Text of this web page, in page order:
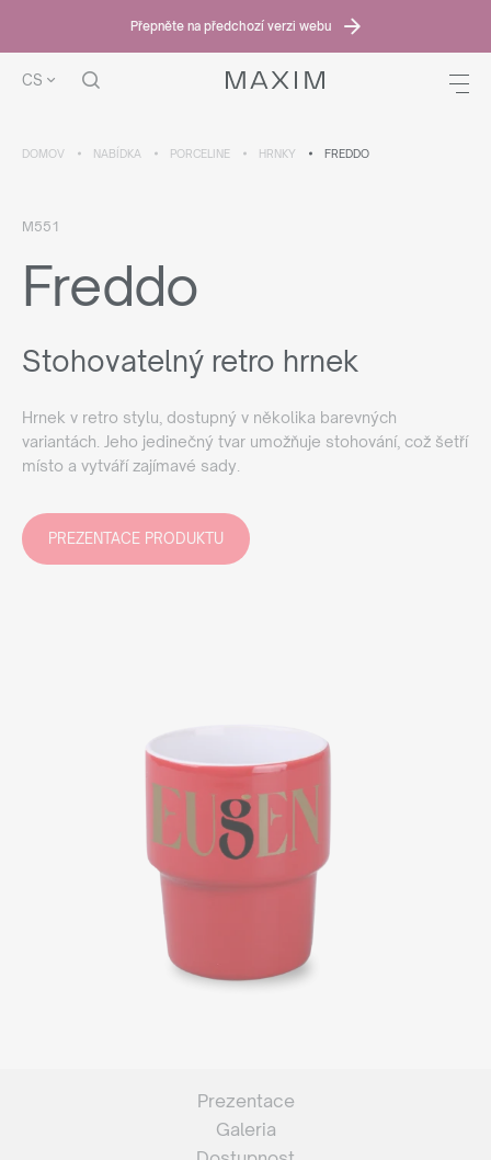
Přepněte na předchozí verzi webu
CS
DOMOV NABÍDKA PORCELINE HRNKY FREDDO
M551
Freddo
Stohovatelný retro hrnek
Hrnek v retro stylu, dostupný v několika barevných
variantách. Jeho jedinečný tvar umožňuje stohování, což šetří
místo a vytváří zajímavé sady.
PREZENTACE PRODUKTU
Prezentace
Galeria